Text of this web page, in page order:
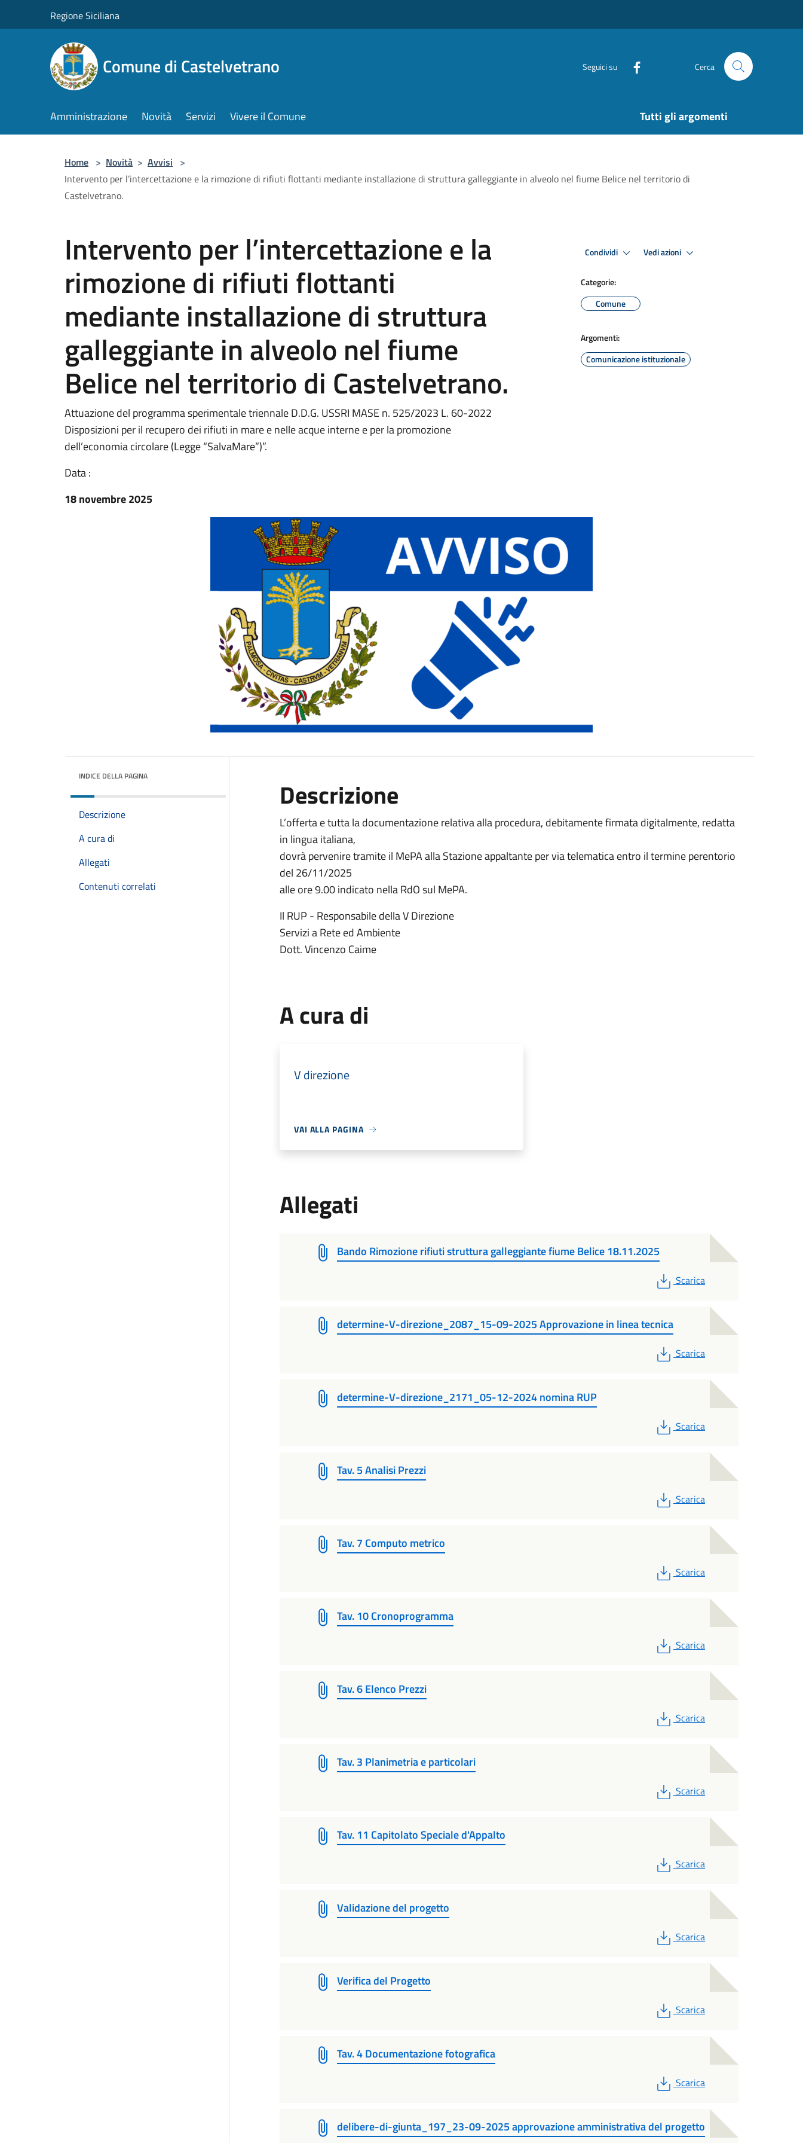
Regione Siciliana
Comune di Castelvetrano Seguici su Cerca
Amministrazione Novità Servizi Vivere il Comune Tutti gli argomenti
Home > Novità > Avvisi >
Intervento per l’intercettazione e la rimozione di rifiuti flottanti mediante installazione di struttura galleggiante in alveolo nel fiume Belice nel territorio di
Castelvetrano.
Intervento per l’intercettazione e la
rimozione di rifiuti flottanti
mediante installazione di struttura
galleggiante in alveolo nel fiume
Belice nel territorio di Castelvetrano.
Attuazione del programma sperimentale triennale D.D.G. USSRI MASE n. 525/2023 L. 60-2022
Disposizioni per il recupero dei rifiuti in mare e nelle acque interne e per la promozione
dell’economia circolare (Legge “SalvaMare”)”.
Data :
18 novembre 2025
Condividi Vedi azioni
Categorie:
Comune
Argomenti:
Comunicazione istituzionale
INDICE DELLA PAGINA
Descrizione
A cura di
Allegati
Contenuti correlati
Descrizione
L’offerta e tutta la documentazione relativa alla procedura, debitamente firmata digitalmente, redatta
in lingua italiana,
dovrà pervenire tramite il MePA alla Stazione appaltante per via telematica entro il termine perentorio
del 26/11/2025
alle ore 9.00 indicato nella RdO sul MePA.
Il RUP - Responsabile della V Direzione
Servizi a Rete ed Ambiente
Dott. Vincenzo Caime
A cura di
V direzione
VAI ALLA PAGINA
Allegati
Bando Rimozione rifiuti struttura galleggiante fiume Belice 18.11.2025
PDF
Scarica
determine-V-direzione_2087_15-09-2025 Approvazione in linea tecnica
PDF
Scarica
determine-V-direzione_2171_05-12-2024 nomina RUP
PDF
Scarica
Tav. 5 Analisi Prezzi
PDF
Scarica
Tav. 7 Computo metrico
PDF
Scarica
Tav. 10 Cronoprogramma
PDF
Scarica
Tav. 6 Elenco Prezzi
PDF
Scarica
Tav. 3 Planimetria e particolari
PDF
Scarica
Tav. 11 Capitolato Speciale d'Appalto
PDF
Scarica
Validazione del progetto
PDF
Scarica
Verifica del Progetto
PDF
Scarica
Tav. 4 Documentazione fotografica
PDF
Scarica
delibere-di-giunta_197_23-09-2025 approvazione amministrativa del progetto